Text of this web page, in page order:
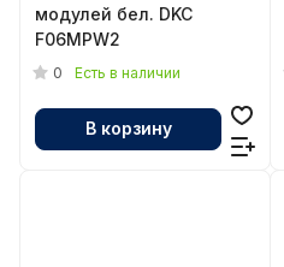
модулей бел. DKC
F06MPW2
0 Есть в наличии
В корзину